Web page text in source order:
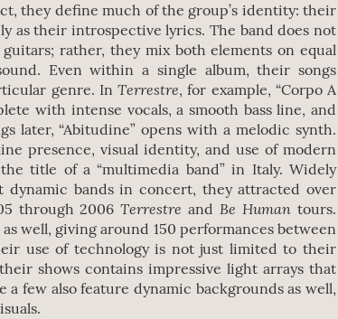
they define much of the group’s identity: their
as their introspective lyrics. The band does not
rather, they mix both elements on equal
Even within a single album, their songs
genre. In Terrestre, for example, “Corpo A
with intense vocals, a smooth bass line, and
later, “Abitudine” opens with a melodic synth.
presence, visual identity, and use of modern
title of a “multimedia band” in Italy. Widely
dynamic bands in concert, they attracted over
through 2006Terrestre andBe Human tours.
well, giving around 150 performances between
use of technology is not just limited to their
shows contains impressive light arrays that
few also feature dynamic backgrounds as well,